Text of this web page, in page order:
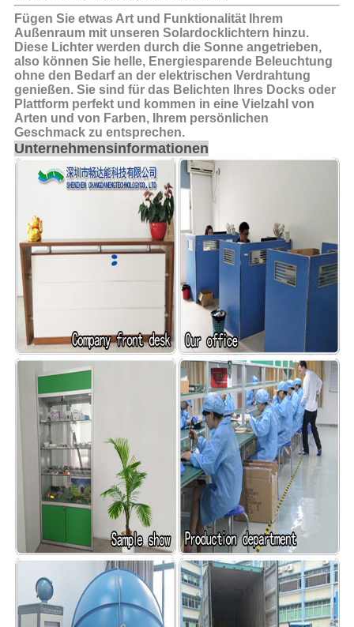
Fügen Sie etwas Art und Funktionalität Ihrem
Außenraum mit unseren Solardocklichtern hinzu.
Diese Lichter werden durch die Sonne angetrieben,
also können Sie helle, Energiesparende Beleuchtung
ohne den Bedarf an der elektrischen Verdrahtung
genießen. Sie sind für das Belichten Ihres Docks oder
Plattform perfekt und kommen in eine Vielzahl von
Arten und von Farben, Ihrem persönlichen
Geschmack zu entsprechen.
Unternehmensinformationen